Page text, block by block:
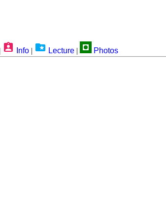
Info | Lecture | Photos